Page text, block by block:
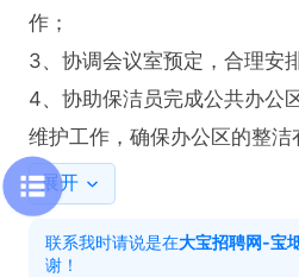
作；
3、协调会议室预定，合理安
4、协助保洁员完成公共办公
维护工作，确保办公区的整洁
5、完成部门经理交代的其它工
展开
联系我时请说是在大宝招聘网-宝
谢！